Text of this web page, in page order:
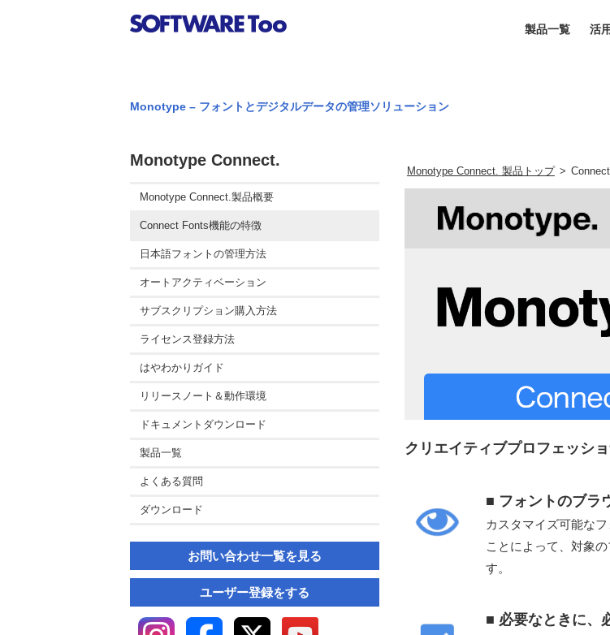
製品一覧 活
Monotype – フォントとデジタルデータの管理ソリューション
Monotype Connect. 製品トップ >
クリエイティブプロフェッシ
■ フォントのブラ
カスタマイズ可能な
ことによって、対象
す。
■ 必要なときに、
Monotype Connect.
Monotype Connect.製品概要
Connect Fonts機能の特徴
日本語フォントの管理方法
オートアクティベーション
サブスクリプション購入方法
ライセンス登録方法
はやわかりガイド
リリースノート＆動作環境
ドキュメントダウンロード
製品一覧
よくある質問
ダウンロード
お問い合わせ一覧を見る
ユーザー登録をする